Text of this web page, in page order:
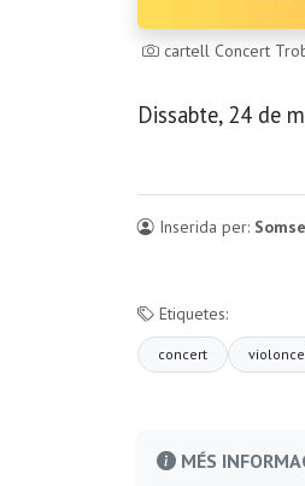
cartell Concert
Dissabte, 24 de
Inserida per:
Etiquetes:
concert
MÉS